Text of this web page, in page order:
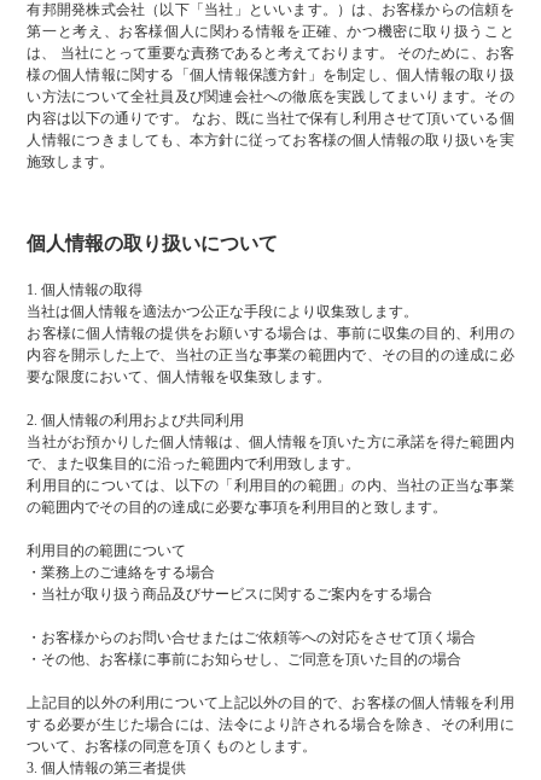
有邦開発株式会社（以下「当社」といいます。）は、お客様からの信頼を
第一と考え、お客様個人に関わる情報を正確、かつ機密に取り扱うこと
は、 当社にとって重要な責務であると考えております。 そのために、お客
様の個人情報に関する「個人情報保護方針」を制定し、個人情報の取り扱
い方法について全社員及び関連会社への徹底を実践してまいります。その
内容は以下の通りです。 なお、既に当社で保有し利用させて頂いている個
人情報につきましても、本方針に従ってお客様の個人情報の取り扱いを実
施致します。
個人情報の取り扱いについて
1. 個人情報の取得
当社は個人情報を適法かつ公正な手段により収集致します。
お客様に個人情報の提供をお願いする場合は、事前に収集の目的、利用の
内容を開示した上で、当社の正当な事業の範囲内で、その目的の達成に必
要な限度において、個人情報を収集致します。
2. 個人情報の利用および共同利用
当社がお預かりした個人情報は、個人情報を頂いた方に承諾を得た範囲内
で、また収集目的に沿った範囲内で利用致します。
利用目的については、以下の「利用目的の範囲」の内、当社の正当な事業
の範囲内でその目的の達成に必要な事項を利用目的と致します。
利用目的の範囲について
・業務上のご連絡をする場合
・当社が取り扱う商品及びサービスに関するご案内をする場合
・お客様からのお問い合せまたはご依頼等への対応をさせて頂く場合
・その他、お客様に事前にお知らせし、ご同意を頂いた目的の場合
上記目的以外の利用について上記以外の目的で、お客様の個人情報を利用
する必要が生じた場合には、法令により許される場合を除き、その利用に
ついて、お客様の同意を頂くものとします。
3. 個人情報の第三者提供